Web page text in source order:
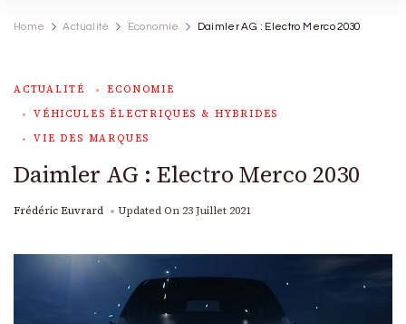
Home Actualité Economie Daimler AG : Electro Merco 2030
ACTUALITÉ
ECONOMIE
VÉHICULES ÉLECTRIQUES & HYBRIDES
VIE DES MARQUES
Daimler AG : Electro Merco 2030
Frédéric Euvrard Updated On 23 Juillet 2021